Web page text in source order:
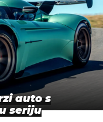
auto s
seriju